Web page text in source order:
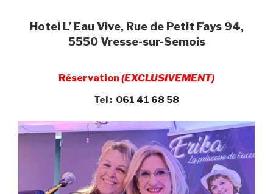
Hotel L’ Eau Vive, Rue de Petit Fays 94,
5550 Vresse-sur-Semois
Réservation (EXCLUSIVEMENT)
Tel : 061 41 68 58